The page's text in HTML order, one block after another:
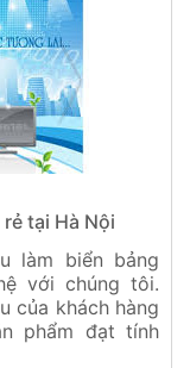
tại Hà Nội
làm biển bảng
với chúng tôi.
của khách hàng
phẩm đạt tính